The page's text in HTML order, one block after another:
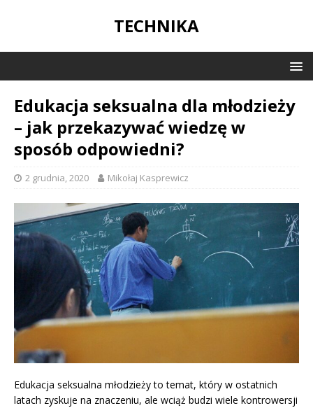
TECHNIKA
Edukacja seksualna dla młodzieży
– jak przekazywać wiedzę w
sposób odpowiedni?
2 grudnia, 2020 Mikołaj Kasprewicz
Edukacja seksualna młodzieży to temat, który w ostatnich
latach zyskuje na znaczeniu, ale wciąż budzi wiele kontrowersji